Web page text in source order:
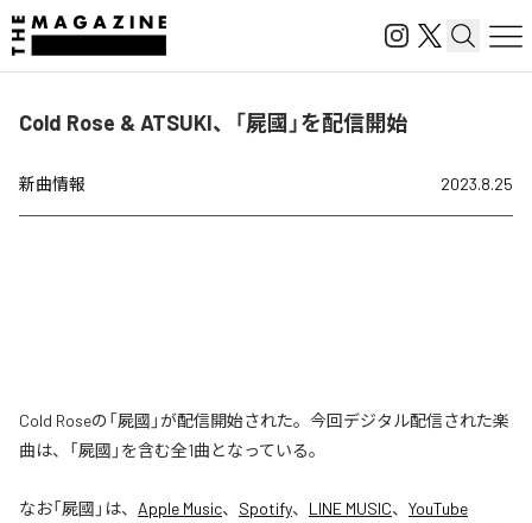
Cold Rose & ATSUKI、「屍國」を配信開始
新曲情報 2023.8.25
Cold Roseの「屍國」が配信開始された。今回デジタル配信された楽
曲は、「屍國」を含む全1曲となっている。
なお「屍國 」は、 Apple Music、 Spotify、 LINE MUSIC、 YouTube